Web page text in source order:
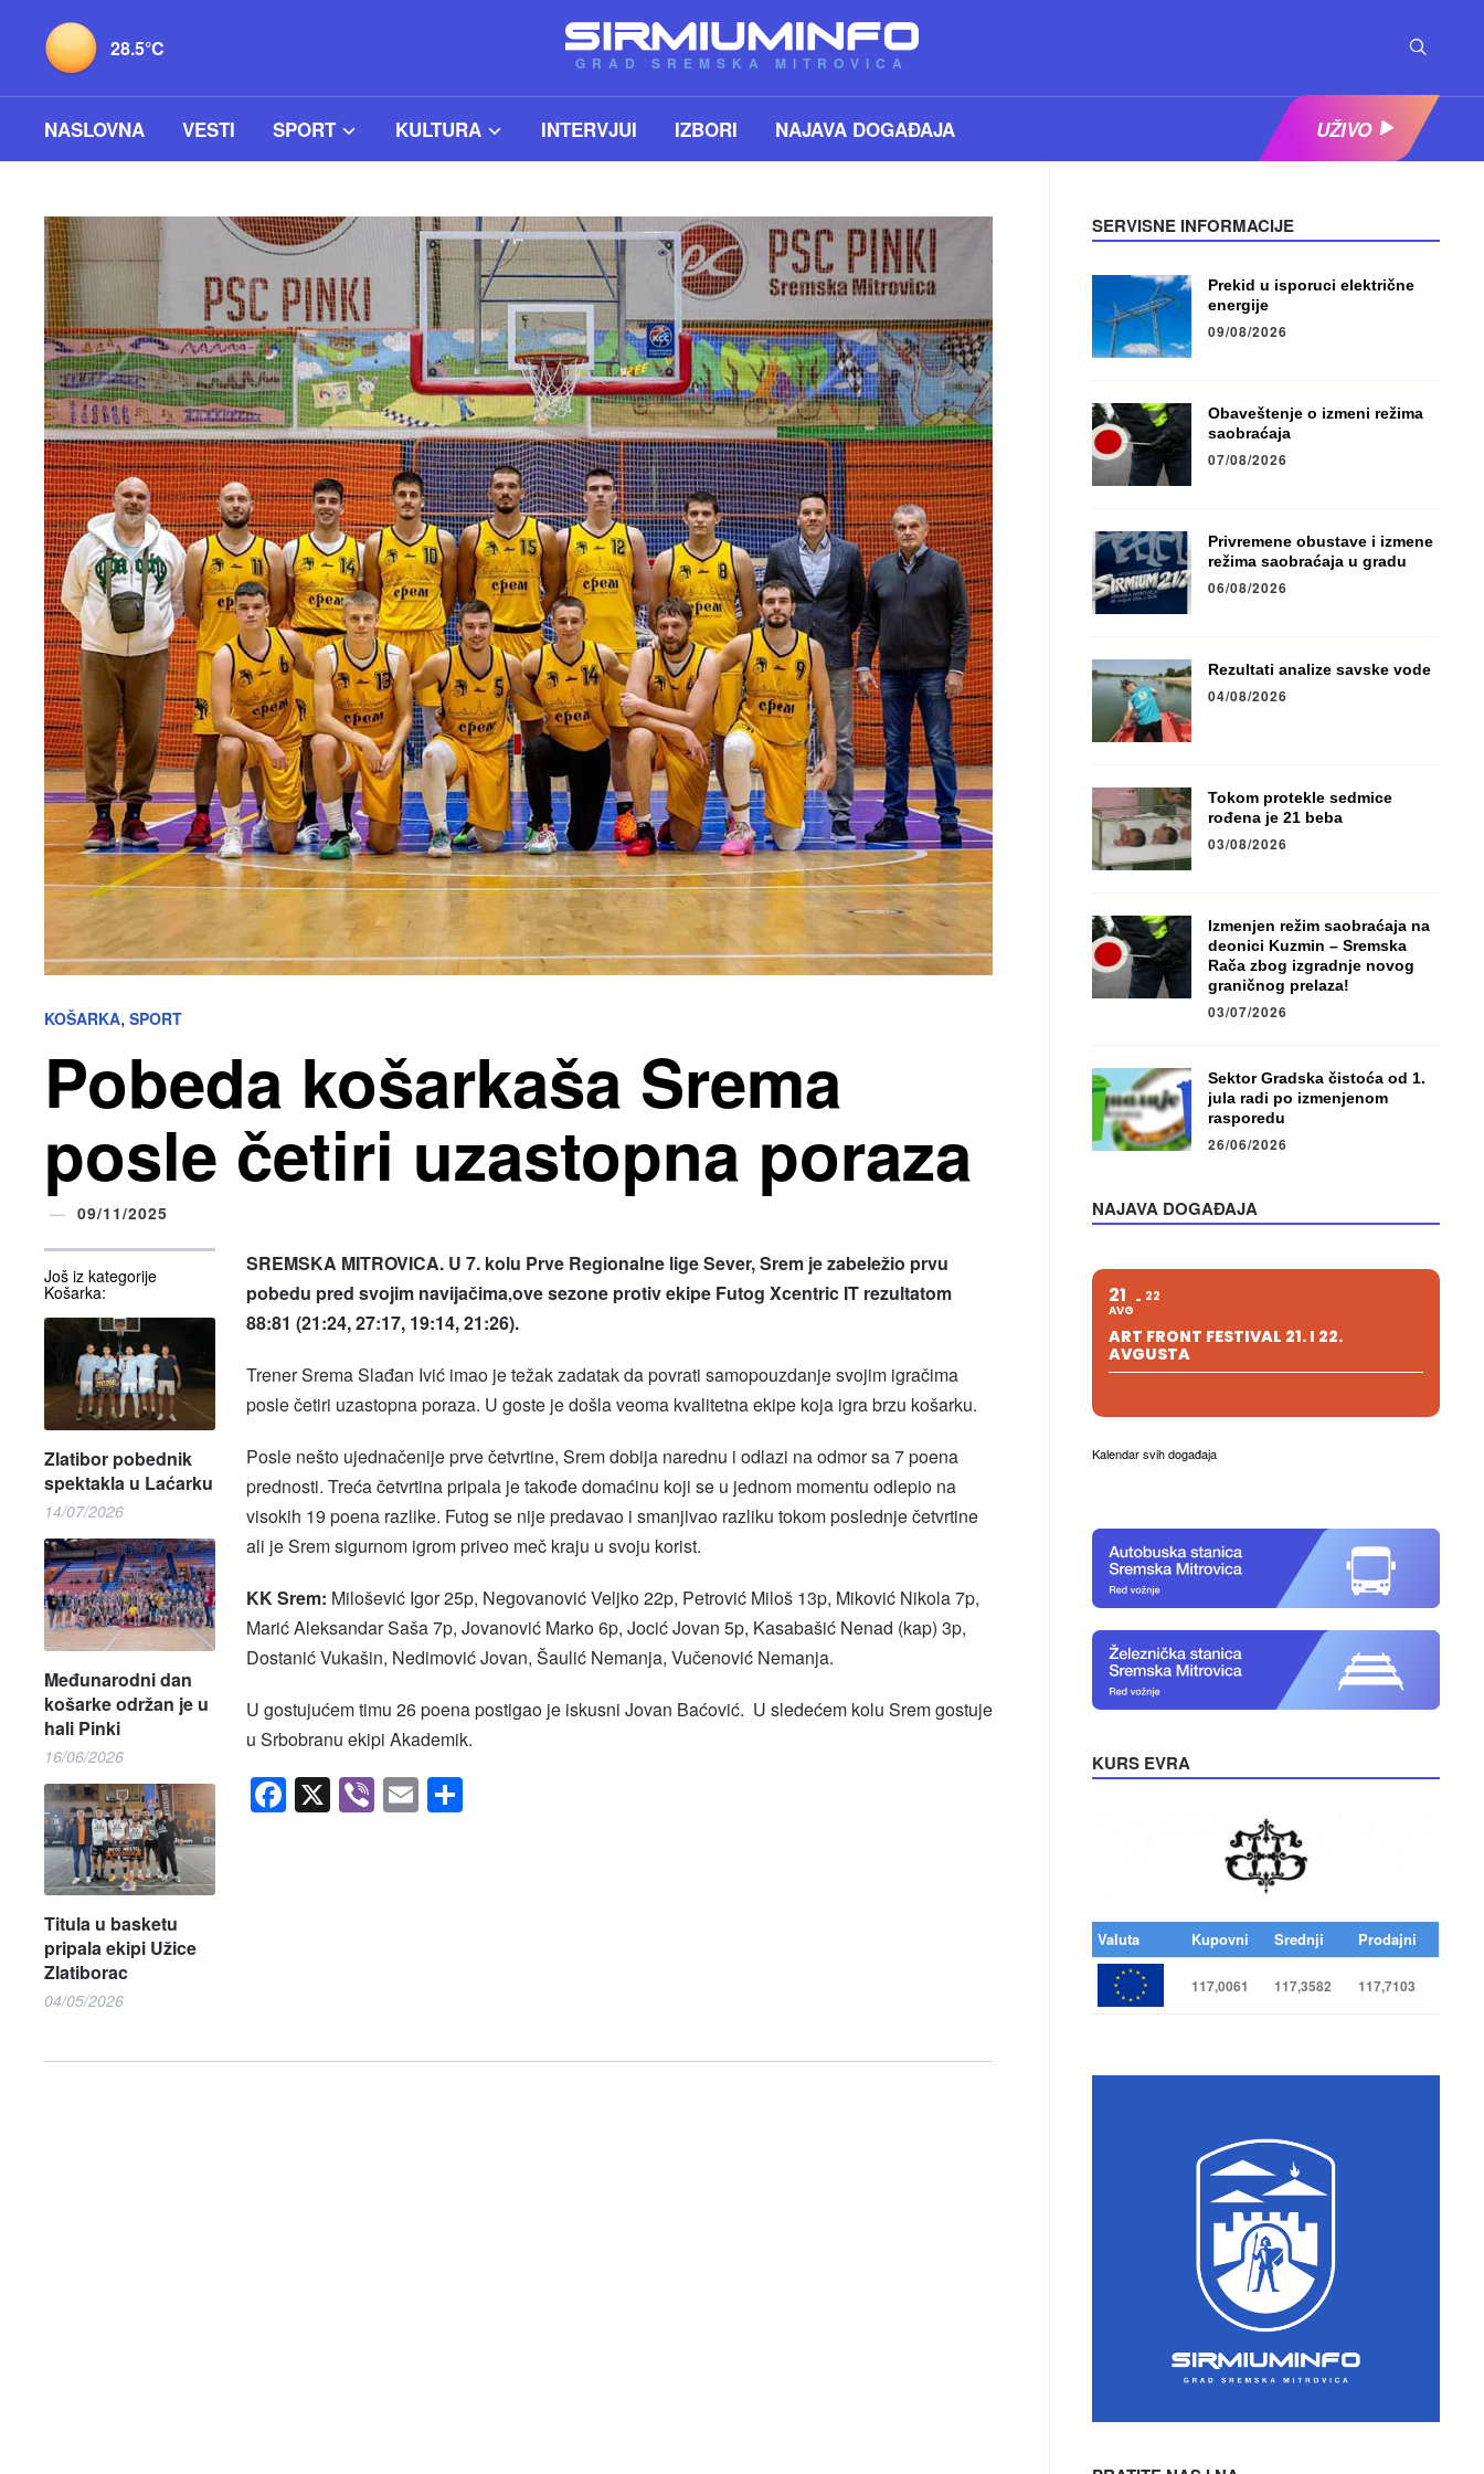
28.5°C
GRAD SREMSKA MITROVICA
NASLOVNA VESTI SPORT KULTURA INTERVJUI IZBORI NAJAVA DOGAĐAJA UŽIVO
KOŠARKA,SPORT
Pobeda košarkaša Srema
posle četiri uzastopna poraza
09/11/2025
Još iz kategorije
Košarka:
Zlatibor pobednik
spektakla u Laćarku
14/07/2026
Međunarodni dan
košarke održan je u
hali Pinki
16/06/2026
Titula u basketu
pripala ekipi Užice
Zlatiborac
04/05/2026
SREMSKA MITROVICA. U 7. kolu Prve Regionalne lige Sever, Srem je zabeležio prvu
pobedu pred svojim navijačima‚ove sezone protiv ekipe Futog Xcentric IT rezultatom
88:81 (21:24, 27:17, 19:14, 21:26).
Trener Srema Slađan Ivić imao je težak zadatak da povrati samopouzdanje svojim igračima
posle četiri uzastopna poraza. U goste je došla veoma kvalitetna ekipe koja igra brzu košarku.
Posle nešto ujednačenije prve četvrtine, Srem dobija narednu i odlazi na odmor sa 7 poena
prednosti. Treća četvrtina pripala je takođe domaćinu koji se u jednom momentu odlepio na
visokih 19 poena razlike. Futog se nije predavao i smanjivao razliku tokom poslednje četvrtine
ali je Srem sigurnom igrom priveo meč kraju u svoju korist.
KK Srem: Milošević Igor 25p, Negovanović Veljko 22p, Petrović Miloš 13p, Miković Nikola 7p,
Marić Aleksandar Saša 7p, Jovanović Marko 6p, Jocić Jovan 5p, Kasabašić Nenad (kap) 3p,
Dostanić Vukašin, Nedimović Jovan, Šaulić Nemanja, Vučenović Nemanja.
U gostujućem timu 26 poena postigao je iskusni Jovan Baćović. U sledećem kolu Srem gostuje
u Srbobranu ekipi Akademik.
Facebook
X Viber
EmailShare
SERVISNE INFORMACIJE
Prekid u isporuci električne
energije
09/08/2026
Obaveštenje o izmeni režima
saobraćaja
07/08/2026
Privremene obustave i izmene
režima saobraćaja u gradu
06/08/2026
Rezultati analize savske vode
04/08/2026
Tokom protekle sedmice
rođena je 21 beba
03/08/2026
Izmenjen režim saobraćaja na
deonici Kuzmin – Sremska
Rača zbog izgradnje novog
graničnog prelaza!
03/07/2026
Sektor Gradska čistoća od 1.
jula radi po izmenjenom
rasporedu
26/06/2026
NAJAVA DOGAĐAJA
21
AVG
22
ART FRONT FESTIVAL 21. I 22.
AVGUSTA
Kalendar svih događaja
KURS EVRA
Valuta Kupovni Srednji Prodajni
117,0061 117,3582 117,7103